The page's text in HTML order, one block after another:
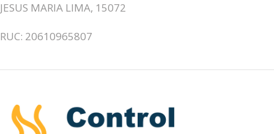
JESUS MARIA LIMA, 15072
RUC: 20610965807